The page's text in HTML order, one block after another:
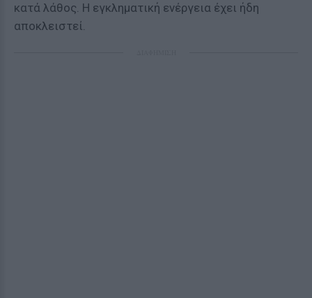
κατά λάθος. Η εγκληματική ενέργεια έχει ήδη
αποκλειστεί.